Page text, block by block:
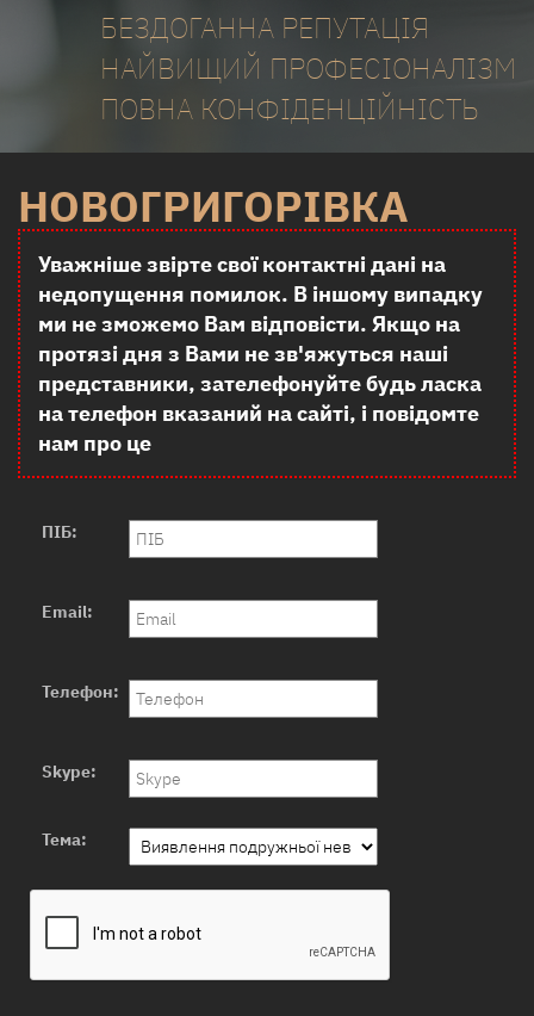
БЕЗДОГАННА РЕПУТАЦІЯ
НАЙВИЩИЙ ПРОФЕСІОНАЛІЗМ
ПОВНА КОНФІДЕНЦІЙНІСТЬ
НОВОГРИГОРІВКА
Уважніше звірте свої контактні дані на
недопущення помилок. В іншому випадку
ми не зможемо Вам відповісти. Якщо на
протязі дня з Вами не зв'яжуться наші
представники, зателефонуйте будь ласка
на телефон вказаний на сайті, і повідомте
нам про це
ПІБ:
Email:
Телефон:
Skype:
Тема: